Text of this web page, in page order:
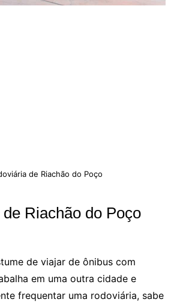
de Riachão do Poço
Riachão do Poço
de viajar de ônibus com
em uma outra cidade e
frequentar uma rodoviária, sabe